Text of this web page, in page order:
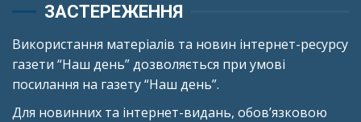
ЗАСТЕРЕЖЕННЯ
Використання матеріалів та новин інтернет-ресурсу
газети “Наш день” дозволяється при умові
посилання на газету “Наш день”.
Для новинних та інтернет-видань, обов’язковою